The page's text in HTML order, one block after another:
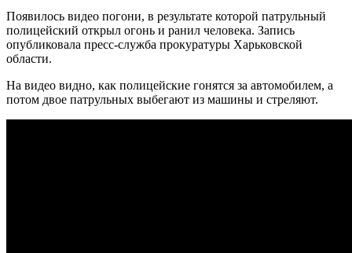
Появилось видео погони, в результате которой патрульный
полицейский открыл огонь и ранил человека. Запись
опубликовала пресс-служба прокуратуры Харьковской
области.
На видео видно, как полицейские гонятся за автомобилем, а
потом двое патрульных выбегают из машины и стреляют.